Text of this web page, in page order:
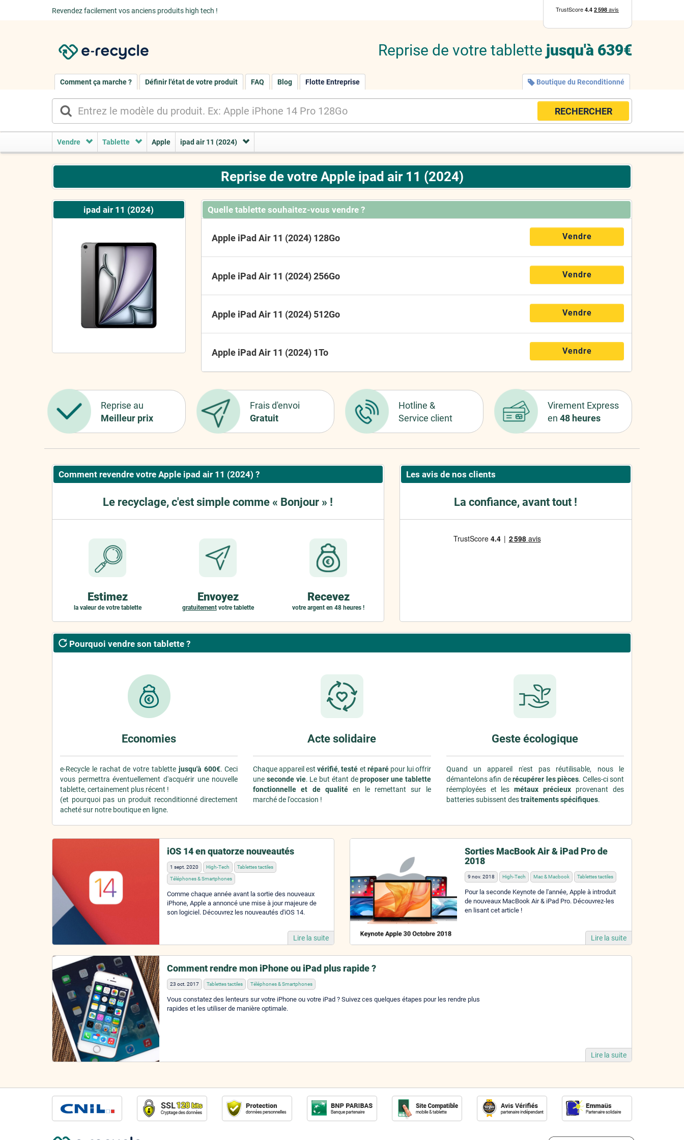
Revendez facilement vos anciens produits high tech !
Reprise de votre tablette jusqu'à 639€
Comment ça marche ? Définir l'état de votre produit FAQ Blog Flotte Entreprise Boutique du Reconditionné
RECHERCHER
Vendre Tablette Apple ipad air 11 (2024)
Reprise de votre Apple ipad air 11 (2024)
ipad air 11 (2024) Quelle tablette souhaitez-vous vendre ?
Apple iPad Air 11 (2024) 128Go Vendre
Apple iPad Air 11 (2024) 256Go Vendre
Apple iPad Air 11 (2024) 512Go Vendre
Apple iPad Air 11 (2024) 1To Vendre
Reprise au
Meilleur prix
Frais d'envoi
Gratuit
Hotline &
Service client
Virement Express
en 48 heures
Comment revendre votre Apple ipad air 11 (2024) ?
Le recyclage, c'est simple comme « Bonjour » !
Estimez
la valeur de votre tablette
Envoyez
gratuitementvotre tablette
Recevez
votre argent en 48 heures !
Les avis de nos clients
La confiance, avant tout !
Pourquoi vendre son tablette ?
Economies
e-Recycle le rachat de votre tablette jusqu'à 600€. Ceci
vous permettra éventuellement d'acquérir une nouvelle
tablette, certainement plus récent !
(et pourquoi pas un produit reconditionné directement
acheté sur notre boutique en ligne.
Acte solidaire
Chaque appareil estvérifié,testé et réparépour lui offrir
uneseconde vie. Le but étant deproposer une tablette
fonctionnelle et de qualitéen le remettant sur le
marché de l'occasion !
Geste écologique
Quand un appareil n'est pas réutilisable, nous le
démantelons afin derécupérer les pièces. Celles-ci sont
réemployées et lesmétaux précieux provenant des
batteries subissent destraitements spécifiques.
iOS 14 en quatorze nouveautés
1 sept. 2020 High-Tech Tablettes tactiles
Téléphones & Smartphones
Comme chaque année avant la sortie des nouveaux
iPhone, Apple a annoncé une mise à jour majeure de
son logiciel. Découvrez les nouveautés d'iOS 14.
Lire la suite
Sorties MacBook Air & iPad Pro de
2018
9 nov. 2018 High-Tech Mac & Macbook Tablettes tactiles
Pour la seconde Keynote de l'année, Apple à introduit
de nouveaux MacBook Air & iPad Pro. Découvrez-les
en lisant cet article !
Lire la suite
Comment rendre mon iPhone ou iPad plus rapide ?
23 oct. 2017 Tablettes tactiles Téléphones & Smartphones
Vous constatez des lenteurs sur votre iPhone ou votre iPad ? Suivez ces quelques étapes pour les rendre plus
rapides et les utiliser de manière optimale.
Lire la suite